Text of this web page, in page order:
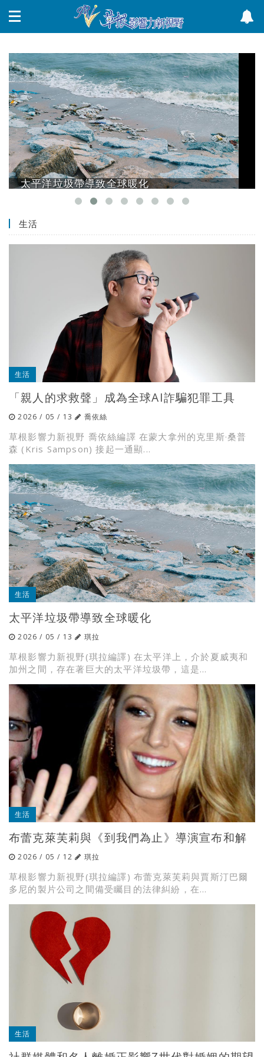
太平洋垃圾帶導致全球暖化
生活
生活
「親人的求救聲」成為全球AI詐騙犯罪工具
2026 / 05 / 13 喬依絲
草根影響力新視野 喬依絲編譯 在蒙大拿州的克里斯·桑普
森 (Kris Sampson) 接起一通顯...
生活
太平洋垃圾帶導致全球暖化
2026 / 05 / 13 琪拉
草根影響力新視野(琪拉編譯) 在太平洋上，介於夏威夷和
加州之間，存在著巨大的太平洋垃圾帶，這是...
生活
布蕾克萊芙莉與《到我們為止》導演宣布和解
2026 / 05 / 12 琪拉
草根影響力新視野(琪拉編譯) 布蕾克萊芙莉與賈斯汀巴爾
多尼的製片公司之間備受矚目的法律糾紛，在...
生活